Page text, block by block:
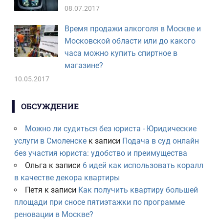
08.07.2017
Время продажи алкоголя в Москве и
Московской области или до какого
часа можно купить спиртное в
магазине?
10.05.2017
ОБСУЖДЕНИЕ
Можно ли судиться без юриста - Юридические
услуги в Смоленскек записи Подача в суд онлайн
без участия юриста: удобство и преимущества
Ольга к записи 6 идей как использовать коралл
в качестве декора квартиры
Петя к записи Как получить квартиру большей
площади при сносе пятиэтажки по программе
реновации в Москве?